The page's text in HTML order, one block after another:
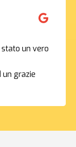
un vero
un grazie